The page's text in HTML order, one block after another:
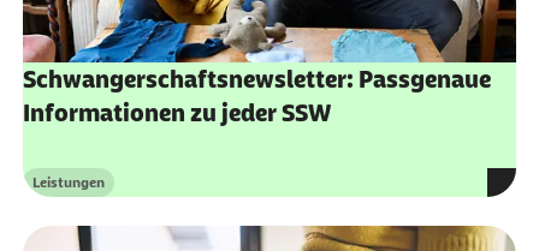
Schwangerschaftsnewsletter: Passgenaue
Informationen zu jeder SSW
Kategorie
Leistungen